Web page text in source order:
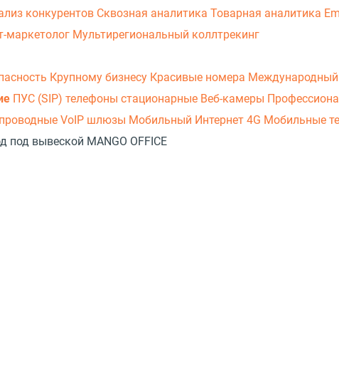
конкурентов Сквозная аналитика Товарная аналитика
маркетолог Мультирегиональный коллтрекинг
Крупному бизнесу Красивые номера
ПУС (SIP) телефоны стационарные Веб-камеры
VoIP шлюзы Мобильный Интернет 4G Мобильные
вывеской MANGO OFFICE